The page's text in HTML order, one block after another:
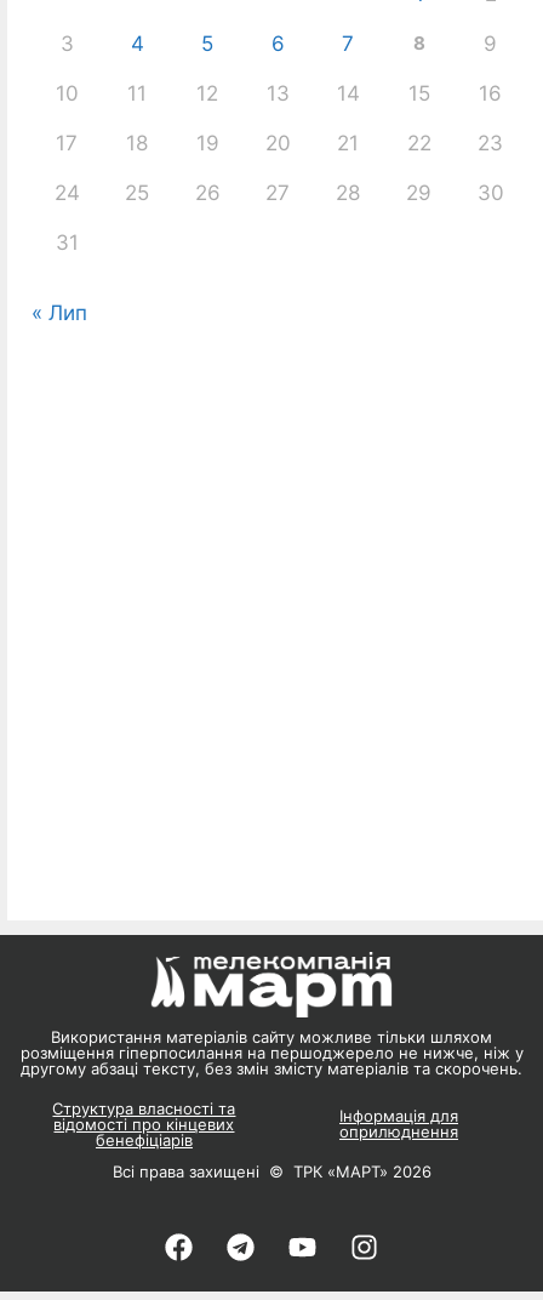
3 4 5 6 7 8 9
10 11 12 13 14 15 16
17 18 19 20 21 22 23
24 25 26 27 28 29 30
31
« Лип
Використання матеріалів сайту можливе тільки шляхом
розміщення гіперпосилання на першоджерело не нижче, ніж у
другому абзаці тексту, без змін змісту матеріалів та скорочень.
Структура власності та
відомості про кінцевих
бенефіціарів
Інформація для
оприлюднення
Всі права захищені © ТРК «МАРТ» 2026